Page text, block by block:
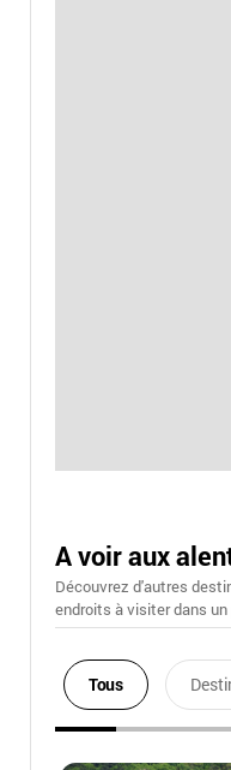
A voir aux
Découvrez d'autres
endroits à visiter dans
Tous